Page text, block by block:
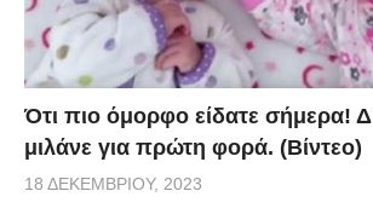
Ότι πιο όμορφο είδατε σήμερα!
μιλάνε για πρώτη φορά. (Βίντεο)
18 ΔΕΚΕΜΒΡΊΟΥ, 2023